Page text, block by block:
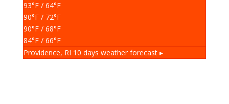
93°F/ 64°F
90°F/ 72°F
90°F/ 68°F
84°F/ 66°F
Providence, RI 10 days weather forecast ▸